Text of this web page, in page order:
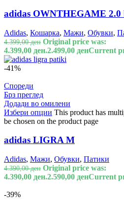
adidas OWNTHEGAME 2.0
Adidas, Кошарка, Мажи, Обувки,
4.399,00ден Original price was:
4.399,00 ден.2.499,00 денCurrent
-41%
Спореди
Брз преглед
Додади во омилени
Избери опции This product has
be chosen on the product page
adidas LIGRA M
Adidas, Мажи, Обувки, Патики
4.390,00ден Original price was:
4.390,00 ден.2.590,00 денCurrent
-39%